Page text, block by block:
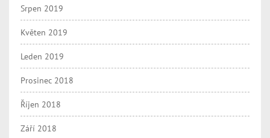
Srpen 2019
Květen 2019
Leden 2019
Prosinec 2018
Říjen 2018
Září 2018